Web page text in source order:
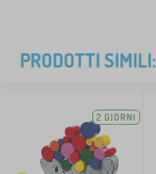
PRODOTTI SIMILI:
2 GIORNI